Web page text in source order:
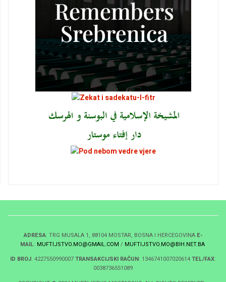
ADRESA: TRG MUSALA 1, 88104 MOSTAR, BOSNA I HERCEGOVINA E-
MAIL: MUFTIJSTVO.MO@GMAIL.COM / MUFTIJSTVO.MO@BIH.NET.BA
ID BROJ: 4227550990007TRANSAKCIJSKI RAČUN: 1346741007020614TEL/FAX:
0038736551089